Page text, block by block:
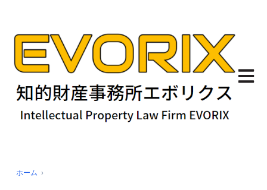
Abrir
ホーム